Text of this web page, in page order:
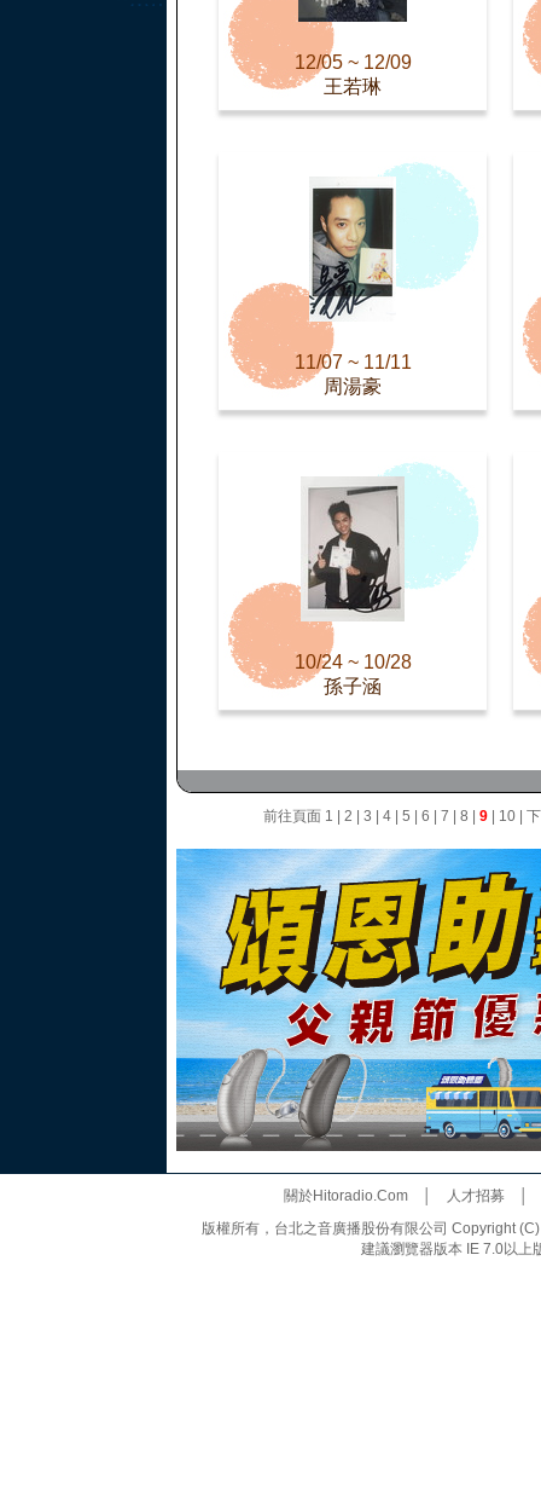
12/05 ~ 12/09
王若琳
11/07 ~ 11/11
周湯豪
10/24 ~ 10/28
孫子涵
前往頁面 1 2 3 4| 5 6 7 8 9| 10|
關於Hitoradio.Com│ 人才招募
版權所有，台北之音廣播股份有限公司 Copyright
建議瀏覽器版本 IE 7.0以上